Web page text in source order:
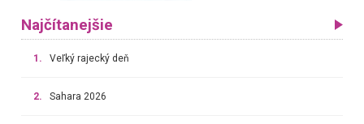
Najčítanejšie
1. Veľký rajecký deň
2. Sahara 2026